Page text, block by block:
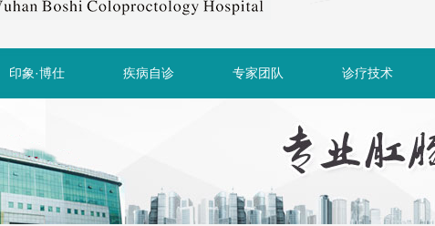
印象·博仕 疾病自诊 专家团队 诊疗技术